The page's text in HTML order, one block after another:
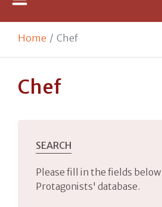
Home Chef
Chef
SEARCH
Please fill in the fields
Protagonists' database.